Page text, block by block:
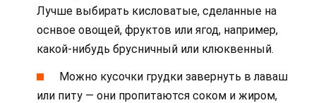
Лучше выбирать кисловатые, сделанные на
оснвое овощей, фруктов или ягод, например,
какой-нибудь брусничный или клюквенный.
Можно кусочки грудки завернуть в лаваш
или питу — они пропитаются соком и жиром,